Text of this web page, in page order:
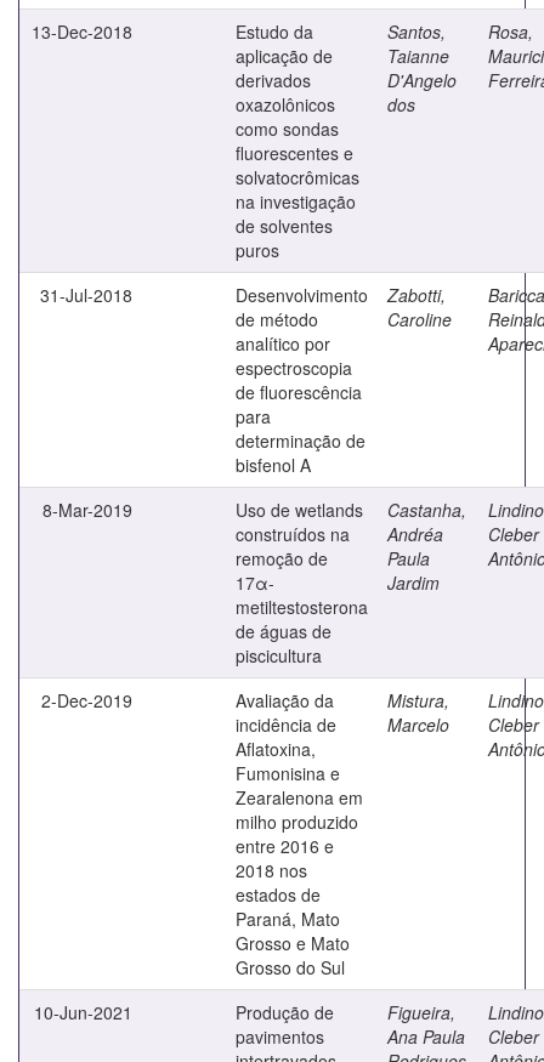
13-Dec-2018
Estudo da
aplicação de
derivados
oxazolônicos
como sondas
fluorescentes e
solvatocrômicas
na investigação
de solventes
puros
Santos,
Taianne
D'Angelo
dos
Rosa,
31-Jul-2018
Desenvolvimento
de método
analítico por
espectroscopia
de fluorescência
para
determinação de
bisfenol A
Zabotti,
Caroline
8-Mar-2019
Uso de wetlands
construídos na
remoção de
17α-
metiltestosterona
de águas de
piscicultura
Castanha,
Andréa
Paula
Jardim
Cleber
2-Dec-2019
Avaliação da
incidência de
Aflatoxina,
Fumonisina e
Zearalenona em
milho produzido
entre 2016 e
2018 nos
estados de
Paraná, Mato
Grosso e Mato
Grosso do Sul
Mistura,
Marcelo
Cleber
10-Jun-2021
Produção de
pavimentos
Figueira,
Ana Paula
Cleber